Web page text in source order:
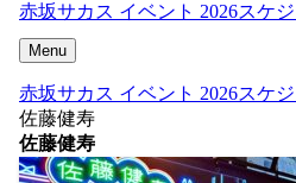
赤坂サカス イベント 2026スケ
Menu
赤坂サカス イベント 2026スケ
佐藤健寿
佐藤健寿